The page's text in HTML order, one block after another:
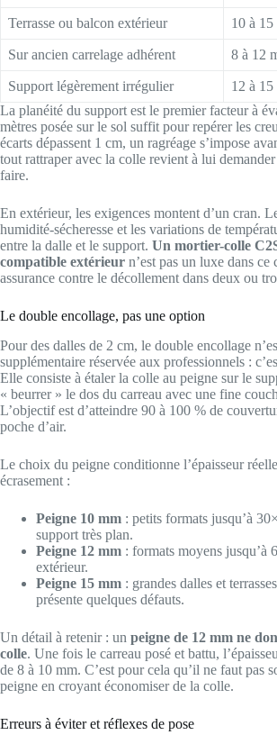
Terrasse ou balcon extérieur 10 à 15
Sur ancien carrelage adhérent 8 à 12
Support légèrement irrégulier
12 à 15
La planéité du support est le premier facteur à
mètres posée sur le sol suffit pour repérer les
écarts dépassent 1 cm, un ragréage s’impose
tout rattraper avec la colle revient à lui demander
faire.
En extérieur, les exigences montent d’un cran.
humidité-sécheresse et les variations de
entre la dalle et le support. Un mortier-colle
compatible extérieur n’est pas un luxe dans ce
assurance contre le décollement dans deux ou
Le double encollage, pas une option
Pour des dalles de 2 cm, le double encollage
supplémentaire réservée aux professionnels :
Elle consiste à étaler la colle au peigne sur le
« beurrer » le dos du carreau avec une fine
L’objectif est d’atteindre 90 à 100 % de
poche d’air.
Le choix du peigne conditionne l’épaisseur
écrasement :
Peigne 10 mm : petits formats jusqu’à
support très plan.
Peigne 12 mm : formats moyens jusqu’à
extérieur.
Peigne 15 mm : grandes dalles et
présente quelques défauts.
Un détail à retenir : un peigne de 12 mm ne
colle. Une fois le carreau posé et battu,
de 8 à 10 mm. C’est pour cela qu’il ne faut pas
peigne en croyant économiser de la colle.
Erreurs à éviter et réflexes de pose